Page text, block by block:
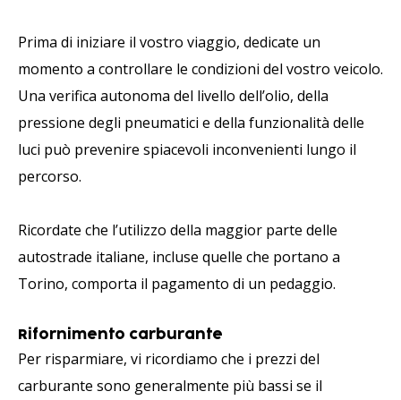
Prima di iniziare il vostro viaggio, dedicate un
momento a controllare le condizioni del vostro veicolo.
Una verifica autonoma del livello dell’olio, della
pressione degli pneumatici e della funzionalità delle
luci può prevenire spiacevoli inconvenienti lungo il
percorso.
Ricordate che l’utilizzo della maggior parte delle
autostrade italiane, incluse quelle che portano a
Torino, comporta il pagamento di un pedaggio.
Rifornimento carburante
Per risparmiare, vi ricordiamo che i prezzi del
carburante sono generalmente più bassi se il